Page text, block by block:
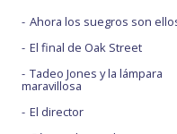
Ahora los suegros son
El final de Oak Street
Tadeo Jones y la lámpara
maravillosa
El director